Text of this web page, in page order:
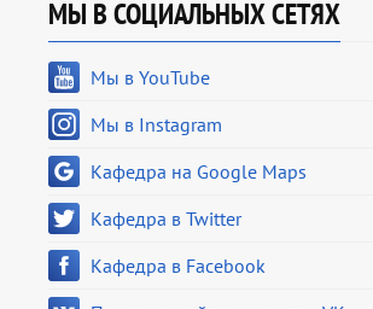
МЫ В СОЦИАЛЬНЫХ СЕТЯХ
Мы в YouTube
Мы в Instagram
Кафедра на Google Maps
Кафедра в Twitter
Кафедра в Facebook